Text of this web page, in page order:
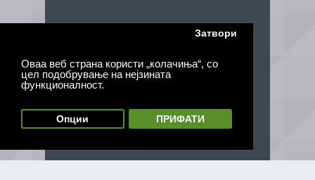
Оваа веб страна користи „колачиња“, со
цел подобрување на нејзината
функционалност.
Затвори
Опции ПРИФАТИ